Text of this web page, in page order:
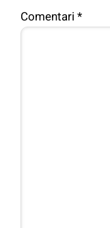
Comentari *